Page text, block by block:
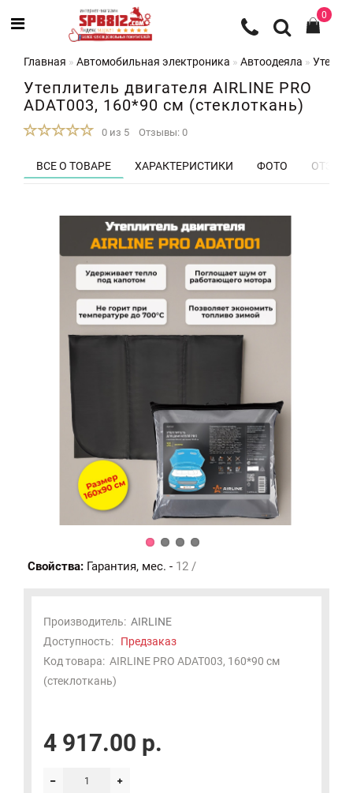
0
Главная Автомобильная электроника Автоодеяла
Утеплитель двигателя AIRLINE PRO
ADAT003, 160*90 см (стеклоткань)
0 из 5 Отзывы: 0
ВСЕ О ТОВАРЕ ХАРАКТЕРИСТИКИ ФОТО
Свойства: Гарантия, мес. - 12 /
Производитель: AIRLINE
Доступность: Предзаказ
Код товара: AIRLINE PRO ADAT003, 160*90 см
(стеклоткань)
4 917.00 р.